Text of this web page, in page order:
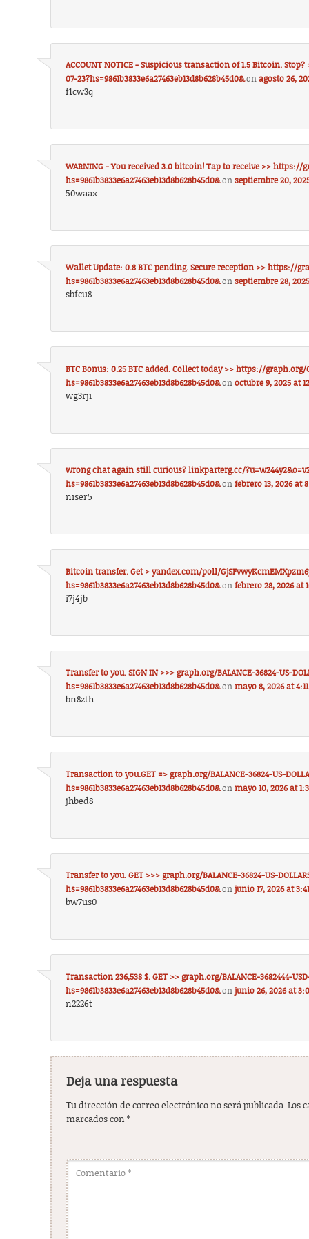
ACCOUNT NOTICE - Suspicious transaction of 1.5 Bitcoin.
07-23?hs=9861b3833e6a27463eb13d8b628b45d0&onagosto 26,
f1cw3q
WARNING - You received 3.0 bitcoin! Tap to receive >> https://
hs=9861b3833e6a27463eb13d8b628b45d0&onseptiembre 20,
50waax
Wallet Update: 0.8 BTC pending. Secure reception >> https://
hs=9861b3833e6a27463eb13d8b628b45d0&onseptiembre 28,
sbfcu8
BTC Bonus: 0.25 BTC added. Collect today >> https://graph.org/
hs=9861b3833e6a27463eb13d8b628b45d0&onoctubre 9, 2025 at
wg3rji
wrong chat again still curious? linkparterg.cc/
hs=9861b3833e6a27463eb13d8b628b45d0&onfebrero 13, 2026 at
niser5
Bitcoin transfer. Get > yandex.com/poll/
hs=9861b3833e6a27463eb13d8b628b45d0&onfebrero 28, 2026 at
i7j4jb
Transfer to you. SIGN IN >>> graph.org/BALANCE-36824-US-
hs=9861b3833e6a27463eb13d8b628b45d0&onmayo 8, 2026 at
bn8zth
Transaction to you.GET => graph.org/BALANCE-36824-US-
hs=9861b3833e6a27463eb13d8b628b45d0&onmayo 10, 2026 at
jhbed8
Transfer to you. GET >>> graph.org/BALANCE-36824-US-
hs=9861b3833e6a27463eb13d8b628b45d0&onjunio 17, 2026 at
bw7us0
Transaction 236,538 $. GET >> graph.org/BALANCE-3682444-
hs=9861b3833e6a27463eb13d8b628b45d0&onjunio 26, 2026 at
n2226t
Deja una respuesta
Tu dirección de correo electrónico no será publicada. Los
marcados con*
Comentario*